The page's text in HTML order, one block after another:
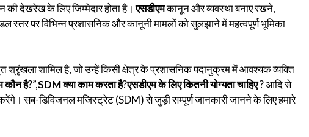
की देखरेख के लिए जिम्मेदार होता है।एसडीएमकानून और व्यवस्था बनाए रखने,
स्तर पर विभिन्न प्रशासनिक और कानूनी मामलों को सुलझाने में महत्वपूर्ण भूमिका
श्रृंखला शामिल है, जो उन्हें किसी क्षेत्र के प्रशासनिक पदानुक्रम में आवश्यक व्यक्ति
कौन है?”,SDM क्या काम करता है?एसडीएम के लिए कितनी योग्यता चाहिए? आदि से
सब-डिविजनल मजिस्ट्रेट (SDM) से जुड़ी सम्पूर्ण जानकारी जानने के लिए हमारे